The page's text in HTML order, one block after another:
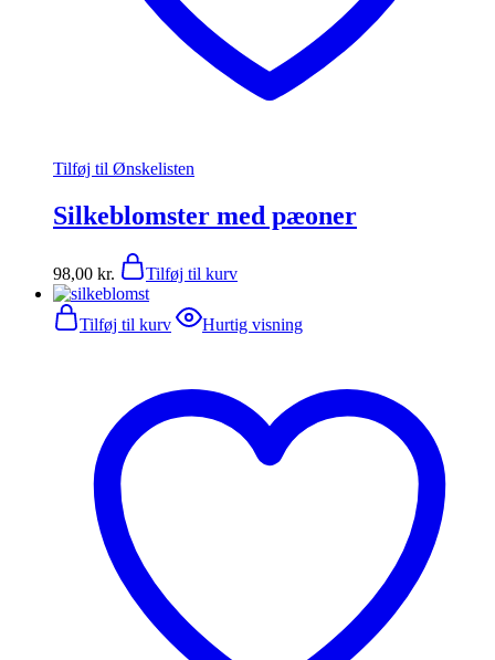
Tilføj til Ønskelisten
Silkeblomster med pæoner
98,00 kr. Tilføj til kurv
Tilføj til kurv Hurtig visning